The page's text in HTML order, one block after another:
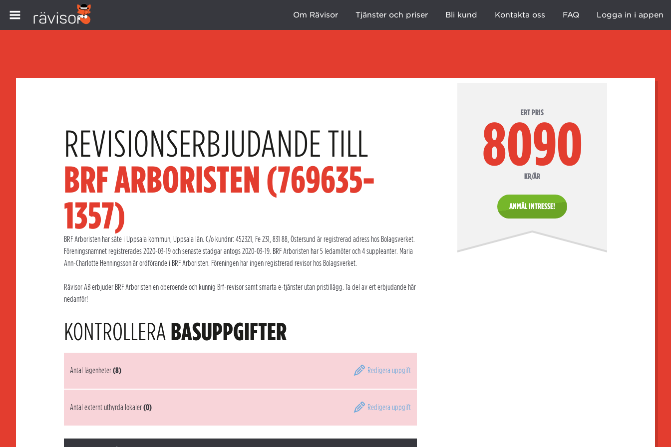
Om Rävisor Tjänster och priser Bli kund Kontakta oss FAQ Logga in i appen
ERT PRIS
8090
KR/ÅR
ANMÄL INTRESSE!
REVISIONSERBJUDANDE TILL
BRF ARBORISTEN (769635-
1357)
BRF Arboristen har säte i Uppsala kommun, Uppsala län. C/o kundnr: 452321, Fe 231, 831 88, Östersund är registrerad adress hos Bolagsverket.
Föreningsnamnet registrerades 2020-03-19 och senaste stadgar antogs 2020-03-19. BRF Arboristen har 5 ledamöter och 4 suppleanter. Maria
Ann-Charlotte Henningsson är ordförande i BRF Arboristen. Föreningen har ingen registrerad revisor hos Bolagsverket.
Rävisor AB erbjuder BRF Arboristen en oberoende och kunnig Brf-revisor samt smarta e-tjänster utan pristillägg. Ta del av ert erbjudande här
nedanför!
KONTROLLERABASUPPGIFTER
Antal lägenheter(8) Redigera uppgift
Antal externt uthyrda lokaler(0) Redigera uppgift